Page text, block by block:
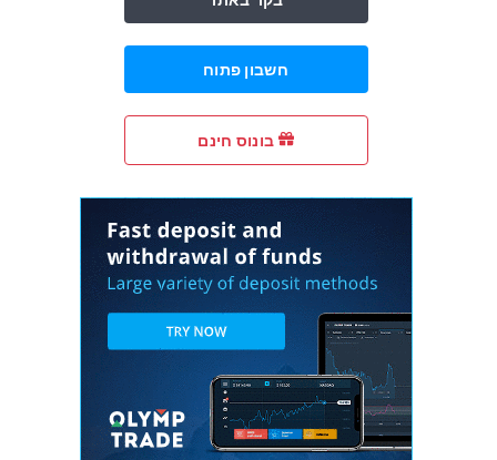
חשבון פתוח
בונוס חינם